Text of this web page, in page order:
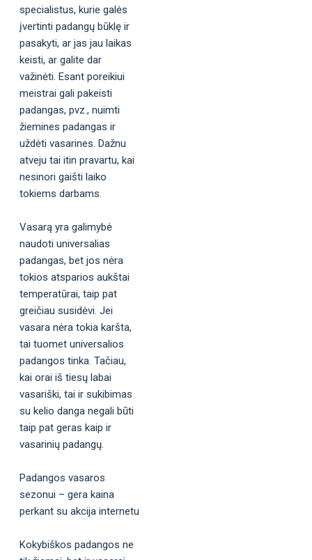
specialistus, kurie galės
įvertinti padangų būklę ir
pasakyti, ar jas jau laikas
keisti, ar galite dar
važinėti. Esant poreikiui
meistrai gali pakeisti
padangas, pvz., nuimti
žiemines padangas ir
uždėti vasarines. Dažnu
atveju tai itin pravartu, kai
nesinori gaišti laiko
tokiems darbams.
Vasarą yra galimybė
naudoti universalias
padangas, bet jos nėra
tokios atsparios aukštai
temperatūrai, taip pat
greičiau susidėvi. Jei
vasara nėra tokia karšta,
tai tuomet universalios
padangos tinka. Tačiau,
kai orai iš tiesų labai
vasariški, tai ir sukibimas
su kelio danga negali būti
taip pat geras kaip ir
vasarinių padangų.
Padangos vasaros
sezonui – gera kaina
perkant su akcija internetu
Kokybiškos padangos ne